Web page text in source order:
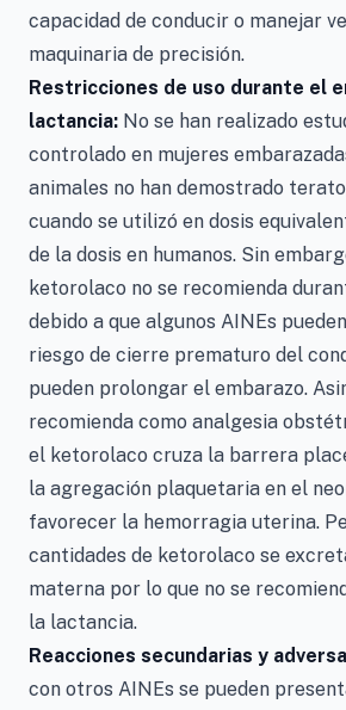
capacidad de conducir o manejar
maquinaria de precisión.
Restricciones de uso durante el
lactancia: No se han realizado
controlado en mujeres
animales no han demostrado
cuando se utilizó en dosis
de la dosis en humanos. Sin
ketorolaco no se recomienda
debido a que algunos AINEs
riesgo de cierre prematuro del
pueden prolongar el embarazo.
recomienda como analgesia
el ketorolaco cruza la barrera
la agregación plaquetaria en el
favorecer la hemorragia uterina.
cantidades de ketorolaco se
materna por lo que no se
la lactancia.
Reacciones secundarias y
con otros AINEs se pueden